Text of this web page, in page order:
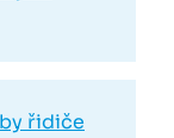
řidiče